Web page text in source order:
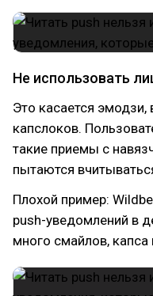
Не использовать
Это касается эмодзи,
капслоков.
такие приемы с
пытаются
Плохой пример:
push-уведомлений в
много смайлов, капса